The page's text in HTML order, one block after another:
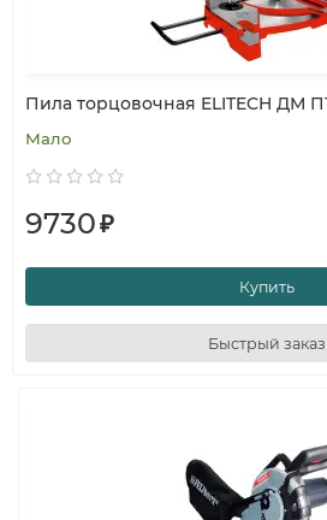
Пила торцовочная ELITECH ДМ
Мало
9730₽
Купить
Быстрый заказ